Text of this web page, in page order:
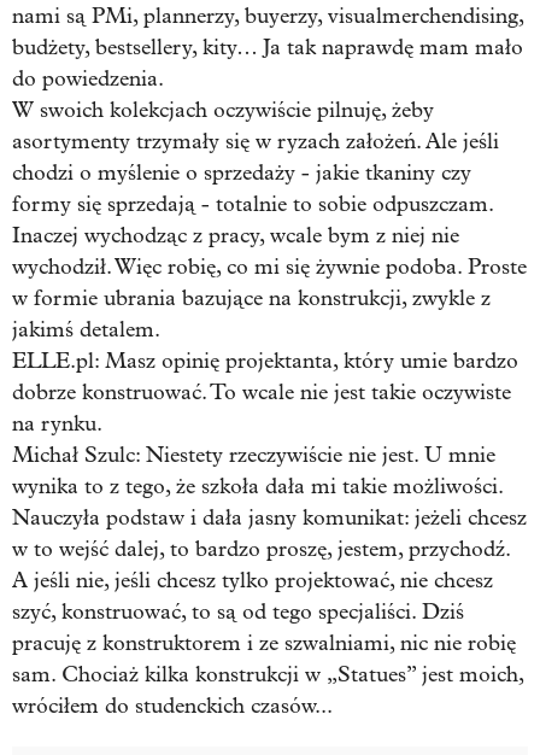
nami są PMi, plannerzy, buyerzy, visualmerchendising,
budżety, bestsellery, kity… Ja tak naprawdę mam mało
do powiedzenia.
W swoich kolekcjach oczywiście pilnuję, żeby
asortymenty trzymały się w ryzach założeń. Ale jeśli
chodzi o myślenie o sprzedaży - jakie tkaniny czy
formy się sprzedają - totalnie to sobie odpuszczam.
Inaczej wychodząc z pracy, wcale bym z niej nie
wychodził. Więc robię, co mi się żywnie podoba. Proste
w formie ubrania bazujące na konstrukcji, zwykle z
jakimś detalem.
ELLE.pl: Masz opinię projektanta, który umie bardzo
dobrze konstruować. To wcale nie jest takie oczywiste
na rynku.
Michał Szulc: Niestety rzeczywiście nie jest. U mnie
wynika to z tego, że szkoła dała mi takie możliwości.
Nauczyła podstaw i dała jasny komunikat: jeżeli chcesz
w to wejść dalej, to bardzo proszę, jestem, przychodź.
A jeśli nie, jeśli chcesz tylko projektować, nie chcesz
szyć, konstruować, to są od tego specjaliści. Dziś
pracuję z konstruktorem i ze szwalniami, nic nie robię
sam. Chociaż kilka konstrukcji w „Statues” jest moich,
wróciłem do studenckich czasów...